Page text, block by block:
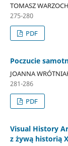
TOMASZ
275-280
PDF
Poczucie
JOANNA
281-286
PDF
Visual History
z żywą historią